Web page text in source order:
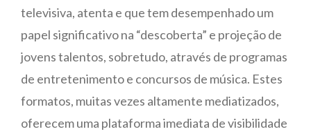
televisiva, atenta e que tem desempenhado um
papel significativo na “descoberta” e projeção de
jovens talentos, sobretudo, através de programas
de entretenimento e concursos de música. Estes
formatos, muitas vezes altamente mediatizados,
oferecem uma plataforma imediata de visibilidade